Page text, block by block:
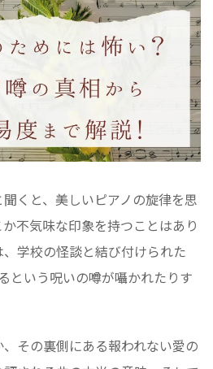
聞くと、美しいピアノの旋律を思
不気味な印象を持つことはあり
学校の怪談と結び付けられた
という呪いの噂が囁かれたりす
その裏側にある報われない愛の